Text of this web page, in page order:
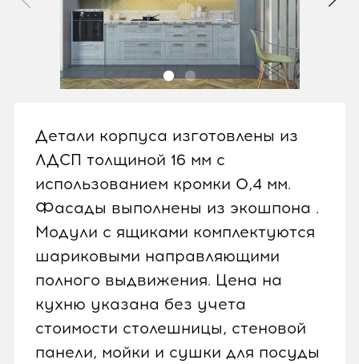
Детали корпуса изготовлены из
ЛДСП толщиной 16 мм с
использованием кромки 0,4 мм.
Фасады выполнены из экошпона .
Модули с ящиками комплектуются
шариковыми направляющими
полного выдвижения. Цена на
кухню указана без учета
стоимости столешницы, стеновой
панели, мойки и сушки для посуды